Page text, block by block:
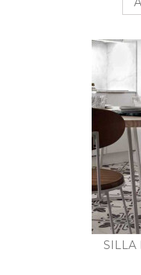
SILLA